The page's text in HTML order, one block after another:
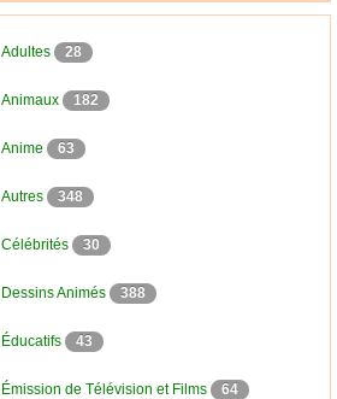
Adultes 28
Animaux 182
Anime 63
Autres 348
Célébrités 30
Dessins Animés 388
Éducatifs 43
Émission de Télévision et Films 64